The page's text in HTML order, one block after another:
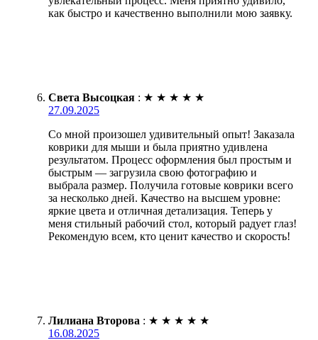
как быстро и качественно выполнили мою заявку.
Света Высоцкая : ★ ★ ★ ★ ★
27.09.2025
Со мной произошел удивительный опыт! Заказала
коврики для мыши и была приятно удивлена
результатом. Процесс оформления был простым и
быстрым — загрузила свою фотографию и
выбрала размер. Получила готовые коврики всего
за несколько дней. Качество на высшем уровне:
яркие цвета и отличная детализация. Теперь у
меня стильный рабочий стол, который радует глаз!
Рекомендую всем, кто ценит качество и скорость!
Лилиана Второва : ★ ★ ★ ★ ★
16.08.2025